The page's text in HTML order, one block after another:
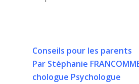
Conseils pour les parents
Par Stéphanie
chologue Psychologue